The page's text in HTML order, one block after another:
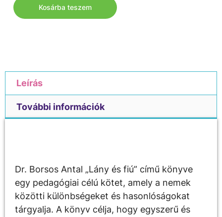
Kosárba teszem
Leírás
További információk
Dr. Borsos Antal „Lány és fiú” című könyve
egy pedagógiai célú kötet, amely a nemek
közötti különbségeket és hasonlóságokat
tárgyalja. A könyv célja, hogy egyszerű és